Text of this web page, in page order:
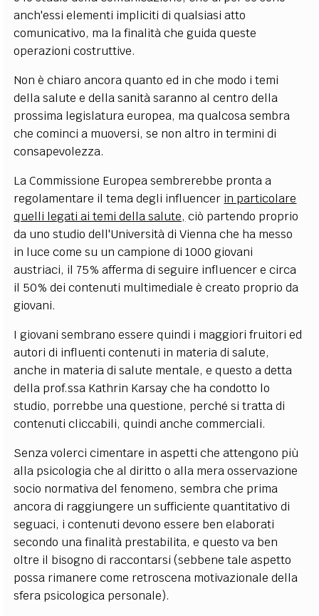
anch'essi elementi impliciti di qualsiasi atto
comunicativo, ma la finalità che guida queste
operazioni costruttive.
Non è chiaro ancora quanto ed in che modo i temi
della salute e della sanità saranno al centro della
prossima legislatura europea, ma qualcosa sembra
che cominci a muoversi, se non altro in termini di
consapevolezza.
La Commissione Europea sembrerebbe pronta a
regolamentare il tema degli influencer in particolare
quelli legati ai temi della salute, ciò partendo proprio
da uno studio dell'Università di Vienna che ha messo
in luce come su un campione di 1000 giovani
austriaci, il 75% afferma di seguire influencer e circa
il 50% dei contenuti multimediale è creato proprio da
giovani.
I giovani sembrano essere quindi i maggiori fruitori ed
autori di influenti contenuti in materia di salute,
anche in materia di salute mentale, e questo a detta
della prof.ssa Kathrin Karsay che ha condotto lo
studio, porrebbe una questione, perché si tratta di
contenuti cliccabili, quindi anche commerciali.
Senza volerci cimentare in aspetti che attengono più
alla psicologia che al diritto o alla mera osservazione
socio normativa del fenomeno, sembra che prima
ancora di raggiungere un sufficiente quantitativo di
seguaci, i contenuti devono essere ben elaborati
secondo una finalità prestabilita, e questo va ben
oltre il bisogno di raccontarsi (sebbene tale aspetto
possa rimanere come retroscena motivazionale della
sfera psicologica personale).